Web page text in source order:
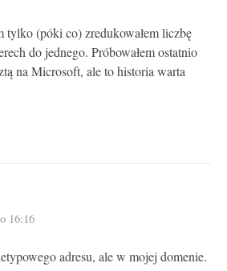
tylko (póki co) zredukowałem liczbę
do jednego. Próbowałem ostatnio
na Microsoft, ale to historia warta
16:16
adresu, ale w mojej domenie.